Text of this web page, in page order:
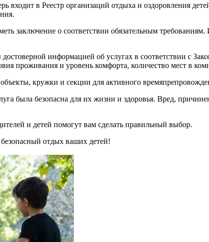
входит в Реестр организаций отдыха и оздоровления
заключение о соответствии обязательным
информацией об услугах в соответствии с
проживания и уровень комфорта, количество мест в
кружки и секции для активного
была безопасна для их жизни и здоровья. Вред,
и детей помогут вам сделать правильный выбор.
отдых ваших детей!